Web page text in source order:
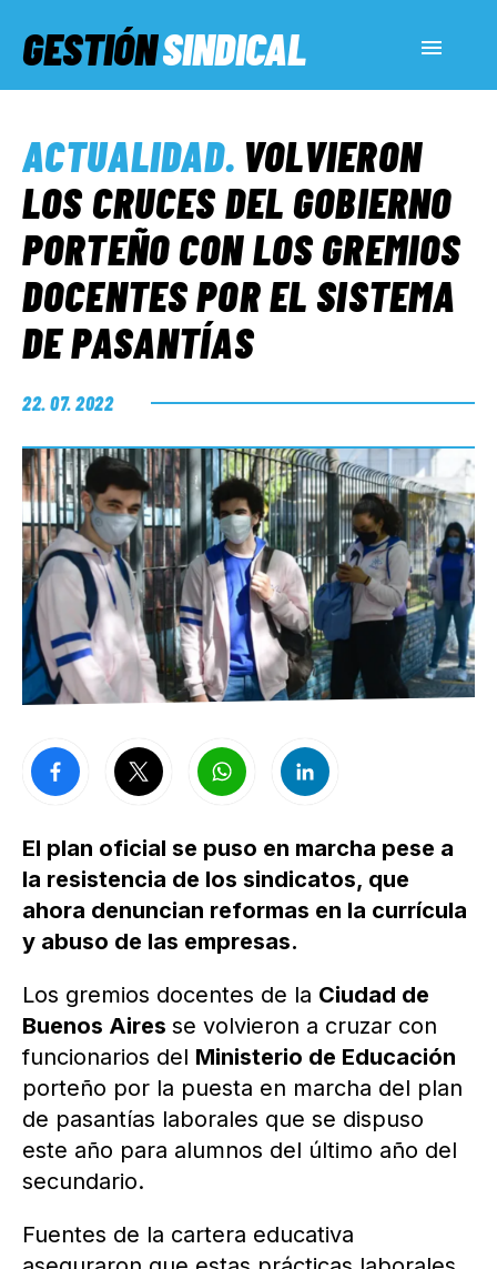
GESTIÓNSINDICAL
SERVICIOS SOCIALES
INFORMES ESPECIALES
FUERA DE MEGÁFONO
EL LADO «G»
ACTUALIDAD. VOLVIERON
LOS CRUCES DEL GOBIERNO
PORTEÑO CON LOS GREMIOS
DOCENTES POR EL SISTEMA
DE PASANTÍAS
22. 07. 2022
El plan oficial se puso en marcha pese a
la resistencia de los sindicatos, que
ahora denuncian reformas en la currícula
y abuso de las empresas.
Los gremios docentes de la Ciudad de
Buenos Aires se volvieron a cruzar con
funcionarios del Ministerio de Educación
porteño por la puesta en marcha del plan
de pasantías laborales que se dispuso
este año para alumnos del último año del
secundario.
Fuentes de la cartera educativa